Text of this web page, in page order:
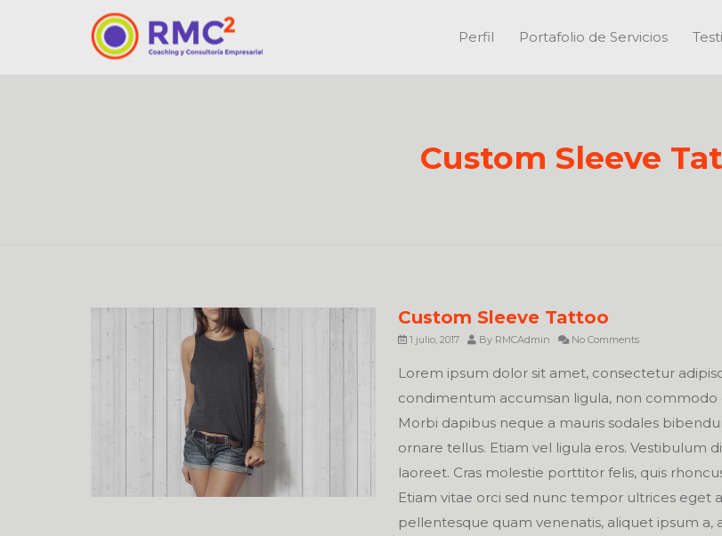
Perfil Portafolio de Servicios
Custom Sleeve
Custom Sleeve Tattoo
1 julio, 2017 By RMCAdmin No Comments
Lorem ipsum dolor sit amet, consectetur
condimentum accumsan ligula, non commodo
Morbi dapibus neque a mauris sodales
ornare tellus. Etiam vel ligula eros. Vestibulum
laoreet. Cras molestie porttitor felis, quis
Etiam vitae orci sed nunc tempor ultrices eget
pellentesque quam venenatis, aliquet ipsum a,